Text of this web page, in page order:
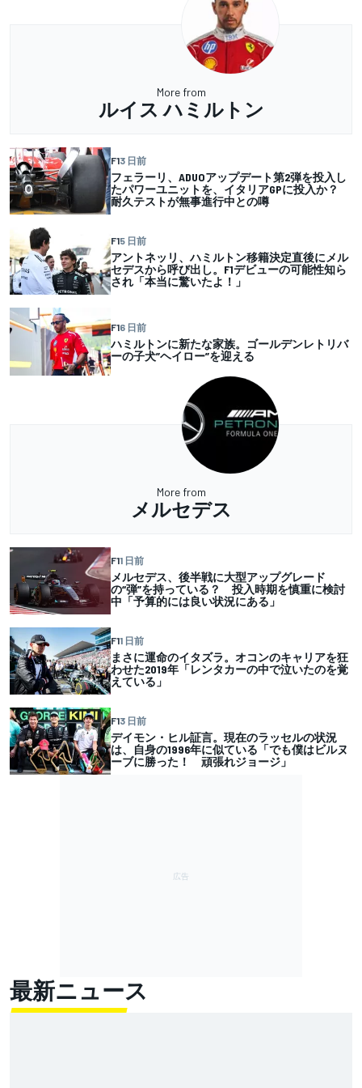
More from
ルイス ハミルトン
F13 日前
フェラーリ、ADUOアップデート第2弾を投入し
たパワーユニットを、イタリアGPに投入か？
耐久テストが無事進行中との噂
F15 日前
アントネッリ、ハミルトン移籍決定直後にメル
セデスから呼び出し。F1デビューの可能性知ら
され「本当に驚いたよ！」
F16 日前
ハミルトンに新たな家族。ゴールデンレトリバ
ーの子犬”ヘイロー”を迎える
More from
メルセデス
F11 日前
メルセデス、後半戦に大型アップグレード
の“弾”を持っている？ 投入時期を慎重に検討
中「予算的には良い状況にある」
F11 日前
まさに運命のイタズラ。オコンのキャリアを狂
わせた2019年「レンタカーの中で泣いたのを覚
えている」
F13 日前
デイモン・ヒル証言。現在のラッセルの状況
は、自身の1996年に似ている「でも僕はビルヌ
ーブに勝った！ 頑張れジョージ」
最新ニュース